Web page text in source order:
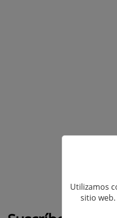
Utilizamos
sitio